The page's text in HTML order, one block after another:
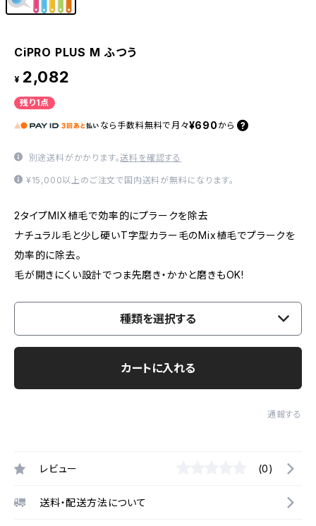
CiPRO PLUS M ふつう
¥ 2,082
残り1点
なら 手数料無料で 月々¥690 から
別途送料がかかります。送料を確認する
¥15,000以上のご注文で国内送料が無料になります。
2タイプMIX植毛で効率的にプラークを除去
ナチュラル毛と少し硬いT字型カラー毛のMix植毛でプラークを
効率的に除去。
毛が開きにくい設計でつま先磨き・かかと磨きもOK!
種類を選択する
カートに入れる
通報する
レビュー (0)
送料・配送方法について